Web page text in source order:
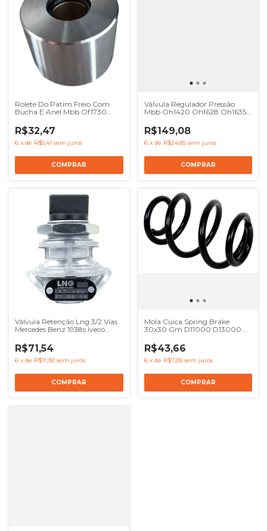
Rolete Do Patim Freio Com
Bucha E Anel Mbb Of1730
R$32,47
6 x de R$5,41 sem juros
Válvula Regulador Pressão
Mbb Oh1420 Oh1628 Oh1635 -
R$149,08
6 x de R$24,85 sem juros
Válvula Retenção Lng 3/2 Vias
Mercedes Benz 1938s Iveco
4630360000
R$71,54
6 x de R$11,92 sem juros
Mola Cuica Spring Brake
30x30 Gm D11000 D13000
R$43,66
6 x de R$7,28 sem juros